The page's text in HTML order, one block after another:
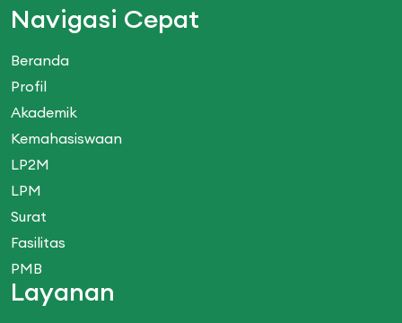
Navigasi Cepat
Beranda
Profil
Akademik
Kemahasiswaan
LP2M
LPM
Surat
Fasilitas
PMB
Layanan